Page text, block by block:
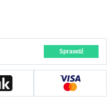
Sprawdź